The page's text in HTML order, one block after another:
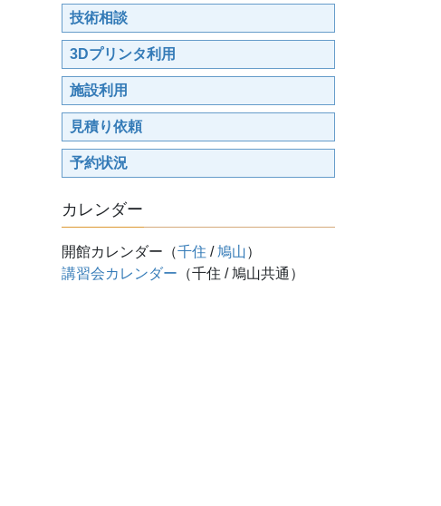
技術相談
3Dプリンタ利用
施設利用
見積り依頼
予約状況
カレンダー
開館カレンダー（千住 /鳩山）
講習会カレンダー （千住 / 鳩山共通）